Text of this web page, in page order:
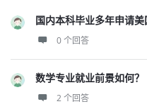
国内本科毕业多年申请美
0 个回答
数学专业就业前景如何？
2 个回答